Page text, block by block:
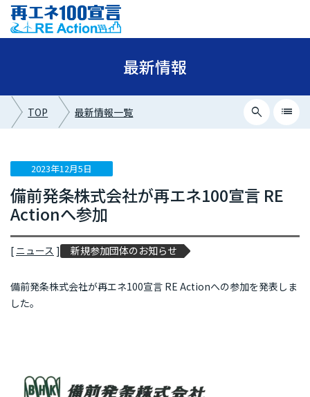
最新情報
TOP 最新情報一覧 search list
最新情報カテゴリー
ニュース
イベント情報
プレスリリース
再エネ100宣言 RE Action の最新情報
2023年12月5日
備前発条株式会社が再エネ100宣言 RE
Actionへ参加
[ ニュース ] 新規参加団体のお知らせ
備前発条株式会社が再エネ100宣言 RE Actionへの参加を発表しま
した。